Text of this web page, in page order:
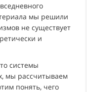
мы решили
не существует
и
системы
мы рассчитываем
понять, чего